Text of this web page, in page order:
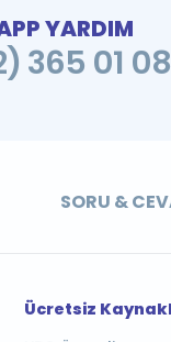
YARDIM
365 01 08
SORU &
Ücretsiz